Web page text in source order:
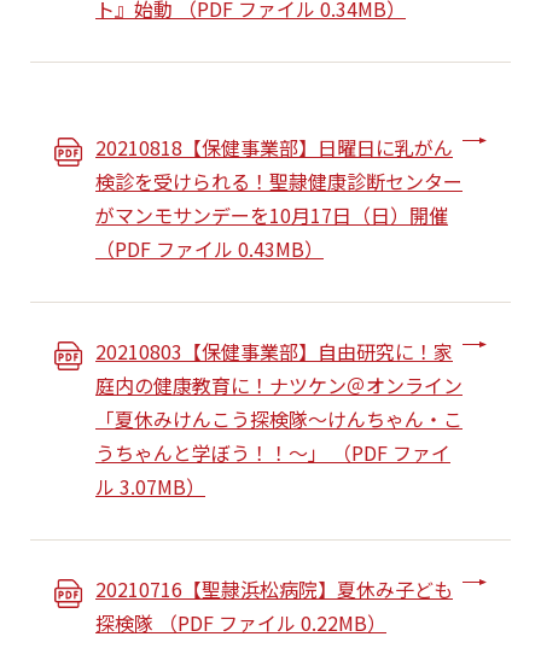
ト』始動 （PDF ファイル 0.34MB）
20210818【保健事業部】日曜日に乳がん
検診を受けられる！聖隷健康診断センター
がマンモサンデーを10月17日（日）開催
（PDF ファイル 0.43MB）
20210803【保健事業部】自由研究に！家
庭内の健康教育に！ナツケン＠オンライン
「夏休みけんこう探検隊～けんちゃん・こ
うちゃんと学ぼう！！～」 （PDF ファイ
ル 3.07MB）
20210716【聖隷浜松病院】夏休み子ども
探検隊 （PDF ファイル 0.22MB）